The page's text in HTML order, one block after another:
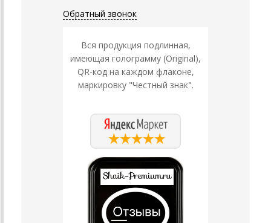
Обратный звонок
Вся продукция подлинная,
имеющая голограмму (Original),
QR-код на каждом флаконе,
маркировку "Честный знак".